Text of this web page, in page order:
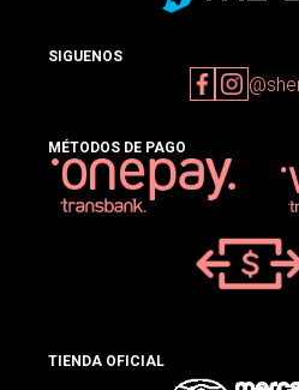
SIGUENOS
MÉTODOS DE PAGO
TIENDA OFICIAL